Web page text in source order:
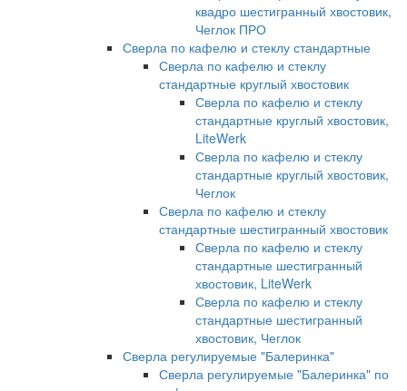
квадро шестигранный хвостовик,
Чеглок ПРО
Сверла по кафелю и стеклу стандартные
Сверла по кафелю и стеклу
стандартные круглый хвостовик
Сверла по кафелю и стеклу
стандартные круглый хвостовик,
LiteWerk
Сверла по кафелю и стеклу
стандартные круглый хвостовик,
Чеглок
Сверла по кафелю и стеклу
стандартные шестигранный хвостовик
Сверла по кафелю и стеклу
стандартные шестигранный
хвостовик, LiteWerk
Сверла по кафелю и стеклу
стандартные шестигранный
хвостовик, Чеглок
Сверла регулируемые "Балеринка"
Сверла регулируемые "Балеринка" по